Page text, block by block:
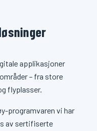
applikasjoner
– fra store
flyplasser.
programvaren vi har
av sertifiserte